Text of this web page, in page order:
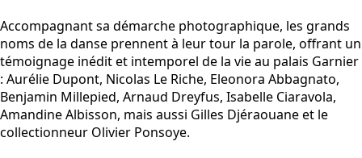
Accompagnant sa démarche photographique, les grands
noms de la danse prennent à leur tour la parole, offrant un
témoignage inédit et intemporel de la vie au palais Garnier
: Aurélie Dupont, Nicolas Le Riche, Eleonora Abbagnato,
Benjamin Millepied, Arnaud Dreyfus, Isabelle Ciaravola,
Amandine Albisson, mais aussi Gilles Djéraouane et le
collectionneur Olivier Ponsoye.